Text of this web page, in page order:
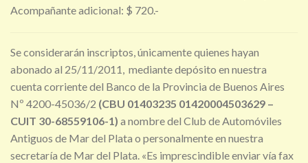
Acompañante adicional: $ 720.-
Se considerarán inscriptos, únicamente quienes hayan
abonado al 25/11/2011, mediante depósito en nuestra
cuenta corriente del Banco de la Provincia de Buenos Aires
Nº 4200-45036/2 (CBU 01403235 01420004503629 –
CUIT 30-68559106-1) a nombre del Club de Automóviles
Antiguos de Mar del Plata o personalmente en nuestra
secretaría de Mar del Plata. «Es imprescindible enviar vía fax